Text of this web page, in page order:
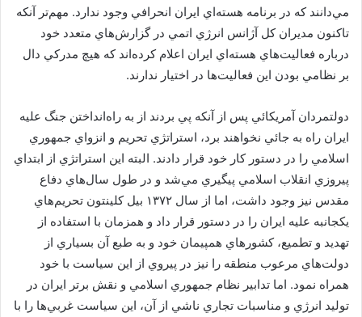
مي‌دانند كه در برنامه هسته‌اي ايران انحرافي وجود ندارد. مهم‌تر آنكه
تاكنون مديران كل آژانس انرژي اتمي در گزارش‌هاي متعدد خود
درباره فعاليت‌هاي هسته‌اي ايران اعلام كرده‌اند كه هيچ مدركي دال
بر نظامي بودن اين فعاليت‌ها در اختيار ندارند.
دولتمردان آمريكائي پس از آنكه پي بردند از به راه‌انداختن جنگ عليه
ايران راه به جائي نخواهند برد، استراتژي تحريم و انزواي جمهوري
اسلامي را در دستور كار خود قرار دادند. البته اين استراتژي از ابتداي
پيروزي انقلاب اسلامي پيگيري مي‌شد و در طول سال‌هاي دفاع
مقدس نيز وجود داشت، اما از سال ۱۳۷۲ بيل كلينتون تحريم‌هاي
يكجانبه عليه ايران را در دستور قرار داد و همزمان با استفاده از
تهديد و تطميع، كشورهاي همپيمان خود و به طبع آن بسياري از
دولت‌هاي مرعوب منطقه را نيز در پيروي از اين سياست با خود
همراه نمود. اما تدابير نظام جمهوري اسلامي و نقش برتر ايران در
توليد انرژي و مناسبات تجاري ناشي از آن، اين سياست غربي‌ها را با